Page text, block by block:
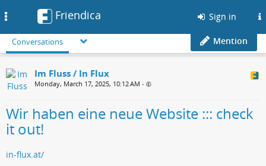
Friendica Sign in
Conversations Mention
Im Fluss / In Flux
Monday, March 17, 2025, 10:12 AM •
Wir haben eine neue Website ::: check
it out!
in-flux.at/